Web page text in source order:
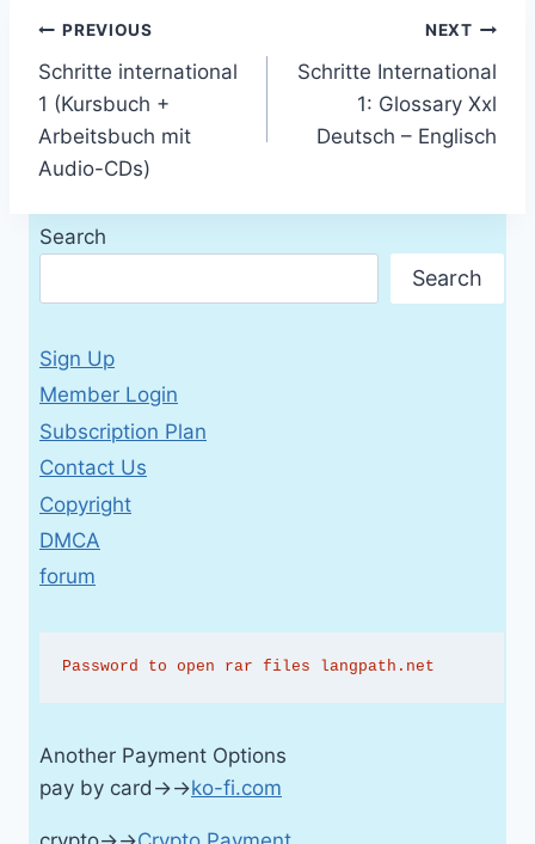
Post
navigation
PREVIOUS
Schritte international
1 (Kursbuch +
Arbeitsbuch mit
Audio-CDs)
NEXT
Schritte International
1: Glossary Xxl
Deutsch – Englisch
Search
Search
Sign Up
Member Login
Subscription Plan
Contact Us
Copyright
DMCA
forum
Password to open rar files langpath.net
Another Payment Options
pay by card→→ko-fi.com